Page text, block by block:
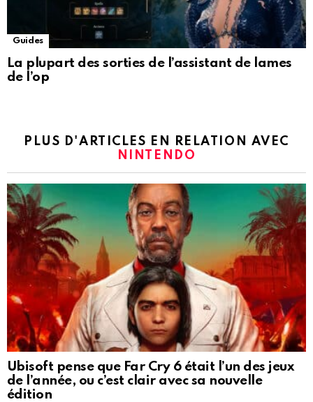
Guides
La plupart des sorties de l’assistant de lames
de l’op
PLUS D'ARTICLES EN RELATION AVEC
NINTENDO
Ubisoft pense que Far Cry 6 était l’un des jeux
de l’année, ou c’est clair avec sa nouvelle
édition